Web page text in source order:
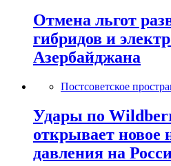
Отмена льгот
гибридов и
Азербайджана
Постсоветское
Удары по
открывает новое
давления на